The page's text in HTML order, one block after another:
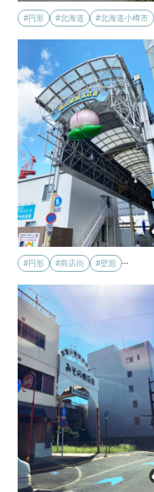
#円形 #北海道 #北海道小樽市
#円形 #商店街 #壁面 …